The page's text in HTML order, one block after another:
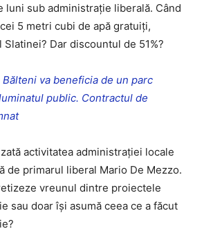
luni sub administraţie liberală. Când
5 metri cubi de apă gratuiţi,
Dar discountul de 51%?
Bălteni va beneficia de un parc
public. Contractul de
activitatea administraţiei locale
de primarul liberal Mario De Mezzo.
vreunul dintre proiectele
sau doar îşi asumă ceea ce a făcut